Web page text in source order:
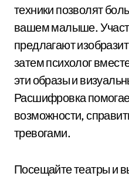
техники позволят
вашем малыше.
предлагают
затем психолог
эти образы и
Расшифровка
возможности,
тревогами.
Посещайте театры и